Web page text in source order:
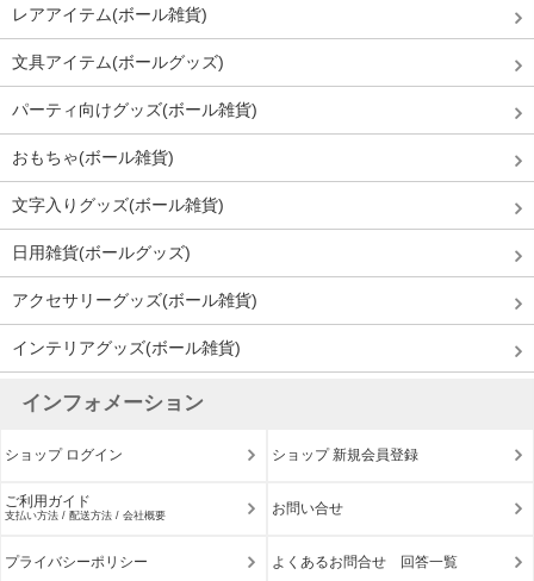
レアアイテム(ボール雑貨)
文具アイテム(ボールグッズ)
パーティ向けグッズ(ボール雑貨)
おもちゃ(ボール雑貨)
文字入りグッズ(ボール雑貨)
日用雑貨(ボールグッズ)
アクセサリーグッズ(ボール雑貨)
インテリアグッズ(ボール雑貨)
インフォメーション
ショップ ログイン ショップ 新規会員登録
ご利用ガイド
支払い方法 / 配送方法 / 会社概要 お問い合せ
プライバシーポリシー よくあるお問合せ 回答一覧